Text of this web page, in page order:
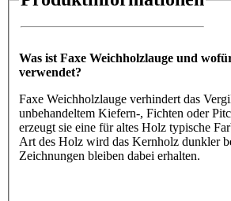
Was ist Faxe Weichholzlauge und
verwendet?
Faxe Weichholzlauge verhindert das
unbehandeltem Kiefern-, Fichten oder
erzeugt sie eine für altes Holz typische
Art des Holz wird das Kernholz dunkler
Zeichnungen bleiben dabei erhalten.